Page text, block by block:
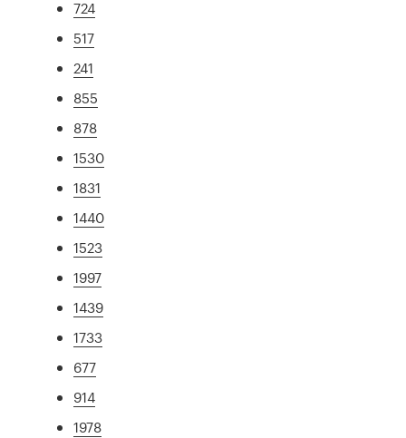
724
517
241
855
878
1530
1831
1440
1523
1997
1439
1733
677
914
1978